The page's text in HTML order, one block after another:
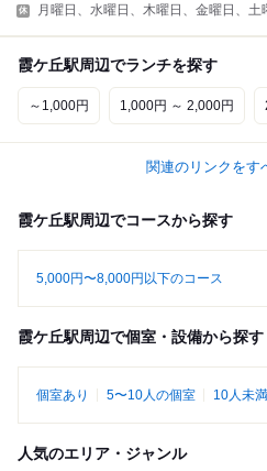
月曜日、水曜日、木曜日、金曜日、土
霞ケ丘駅周辺でランチを探す
～1,000円 1,000円 ～ 2,000円
関連のリンクをす
霞ケ丘駅周辺でコースから探す
5,000円〜8,000円以下のコース
霞ケ丘駅周辺で個室・設備から探す
個室あり 5〜10人の個室 10人未
人気のエリア・ジャンル